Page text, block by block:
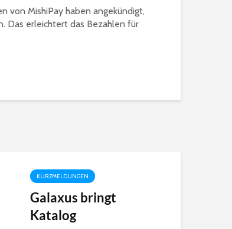
von MishiPay haben angekündigt,
Das erleichtert das Bezahlen für
KURZMELDUNGEN
Galaxus bringt
Katalog